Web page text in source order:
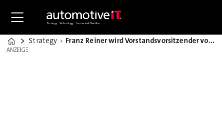
Home
Strategy Franz Reiner wird Vorstandsvorsitzender von Daimler Financial Services
ANZEIGE
ANZEIGE